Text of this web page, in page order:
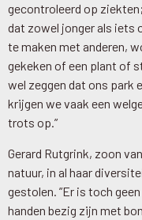
gecontroleerd op
dat zowel jonger als iets
te maken met anderen,
gekeken of een plant of
wel zeggen dat ons park
krijgen we vaak een
trots op.”
Gerard Rutgrink, zoon
natuur, in al haar
gestolen. ”Er is toch
handen bezig zijn met